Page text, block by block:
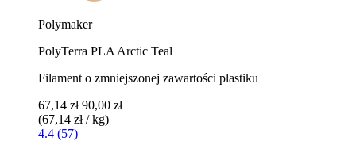
Polymaker
PolyTerra PLA Arctic Teal
Filament o zmniejszonej zawartości plastiku
67,14 zł 90,00 zł
(67,14 zł / kg)
4.4 (57)